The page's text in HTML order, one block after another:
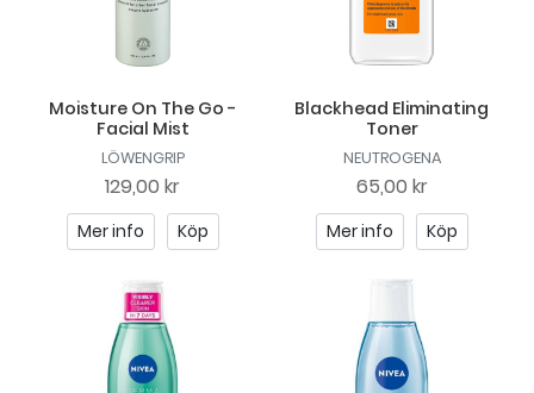
Moisture On The Go -
Facial Mist
LÖWENGRIP
129,00 kr
Mer info Köp
Blackhead Eliminating
Toner
NEUTROGENA
65,00 kr
Mer info Köp